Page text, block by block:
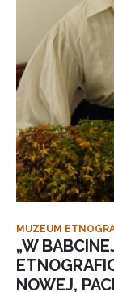
MUZEUM
„W
NOWEJ,